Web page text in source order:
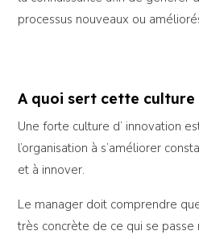
processus nouveaux ou
A quoi sert cette culture
Une forte culture d’ innovation
l’organisation à s’améliorer
et à innover.
Le manager doit comprendre
très concrète de ce qui se